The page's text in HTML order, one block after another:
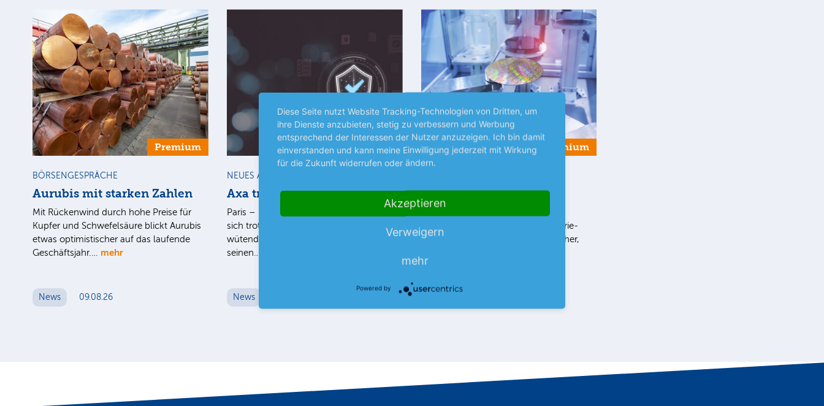
Premium
BÖRSENGESPRÄCHE
Aurubis mit starken Zahlen
Mit Rückenwind durch hohe Preise für
Kupfer und Schwefelsäure blickt Aurubis
etwas optimistischer auf das laufende
Geschäftsjahr.… mehr
News 09.08.26
NEUES AUS UNTERNEHMEN
Axa trotzt Naturkatastrophen
Paris – Der französische Versicherer sieht
sich trotz der derzeit in Frankreich
wütenden Waldbrände auf Kurs zu
seinen…
News
Premium
SUSS MircroTec mit
Rekordauftrageingang
Beim Umsatz hinkt der Chipindustrie-
Ausrüster noch dem Vorjahr hinterher,
Auftragseingang.
Diese Seite nutzt Website Tracking-Technologien von Dritten, um
ihre Dienste anzubieten, stetig zu verbessern und Werbung
entsprechend der Interessen der Nutzer anzuzeigen. Ich bin damit
einverstanden und kann meine Einwilligung jederzeit mit Wirkung
für die Zukunft widerrufen oder ändern.
Akzeptieren
Verweigern
mehr
Powered by